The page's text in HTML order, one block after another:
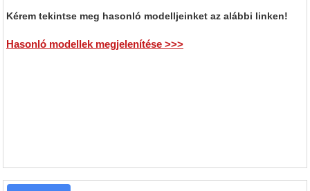
Kérem tekintse meg hasonló modelljeinket az alábbi linken!
Hasonló modellek megjelenítése >>>